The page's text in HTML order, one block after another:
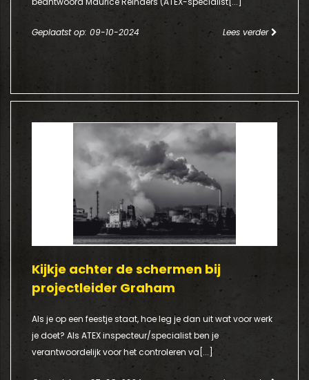
Geplaatst op: 09-10-2024 Lees verder
Kijkje achter de schermen bij
projectleider Graham
Als je op een feestje staat, hoe leg je dan uit wat voor werk
je doet? Als ATEX inspecteur/specialist ben je
verantwoordelijk voor het controleren va[...]